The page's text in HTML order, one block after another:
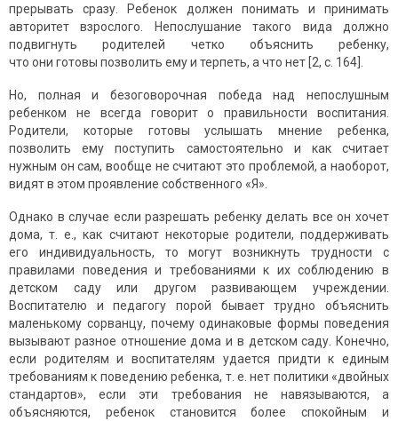
прерывать сразу. Ребенок должен понимать и принимать
авторитет взрослого. Непослушание такого вида должно
подвигнуть родителей четко объяснить ребенку,
что они готовы позволить ему и терпеть, а что нет [2, с. 164].
Но, полная и безоговорочная победа над непослушным
ребенком не всегда говорит о правильности воспитания.
Родители, которые готовы услышать мнение ребенка,
позволить ему поступить самостоятельно и как считает
нужным он сам, вообще не считают это проблемой, а наоборот,
видят в этом проявление собственного «Я».
Однако в случае если разрешать ребенку делать все он хочет
дома, т. е., как считают некоторые родители, поддерживать
его индивидуальность, то могут возникнуть трудности с
правилами поведения и требованиями к их соблюдению в
детском саду или другом развивающем учреждении.
Воспитателю и педагогу порой бывает трудно объяснить
маленькому сорванцу, почему одинаковые формы поведения
вызывают разное отношение дома и в детском саду. Конечно,
если родителям и воспитателям удается придти к единым
требованиям к поведению ребенка, т. е. нет политики «двойных
стандартов», если эти требования не навязываются, а
объясняются, ребенок становится более спокойным и